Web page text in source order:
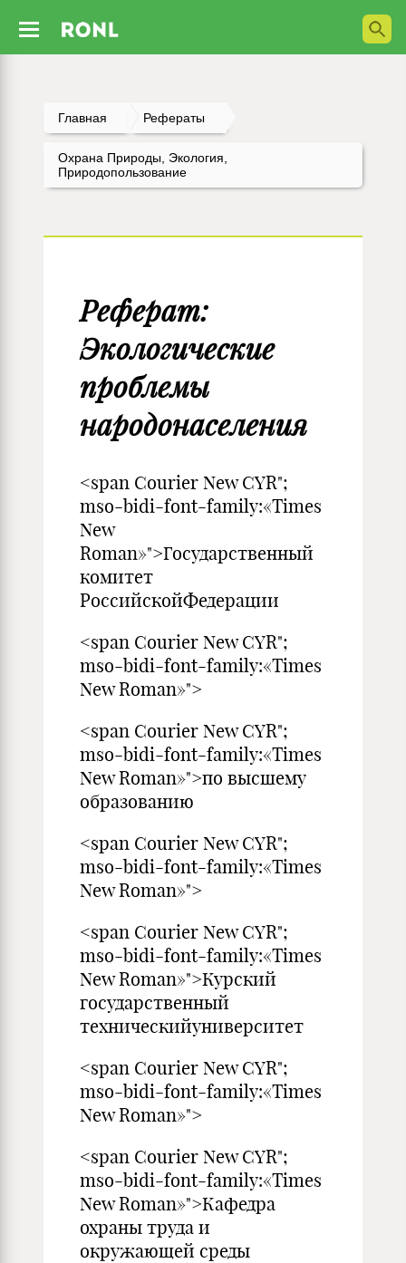
Главная Рефераты
Охрана Природы, Экология,
Природопользование
Реферат:
Экологические
проблемы
народонаселения
<span Courier New CYR";
mso-bidi-font-family:«Times
New
Roman»">Государственный
комитет
РоссийскойФедерации
<span Courier New CYR";
mso-bidi-font-family:«Times
New Roman»">
<span Courier New CYR";
mso-bidi-font-family:«Times
New Roman»">по высшему
образованию
<span Courier New CYR";
mso-bidi-font-family:«Times
New Roman»">
<span Courier New CYR";
mso-bidi-font-family:«Times
New Roman»">Курский
государственный
техническийуниверситет
<span Courier New CYR";
mso-bidi-font-family:«Times
New Roman»">
<span Courier New CYR";
mso-bidi-font-family:«Times
New Roman»">Кафедра
охраны труда и
окружающей среды